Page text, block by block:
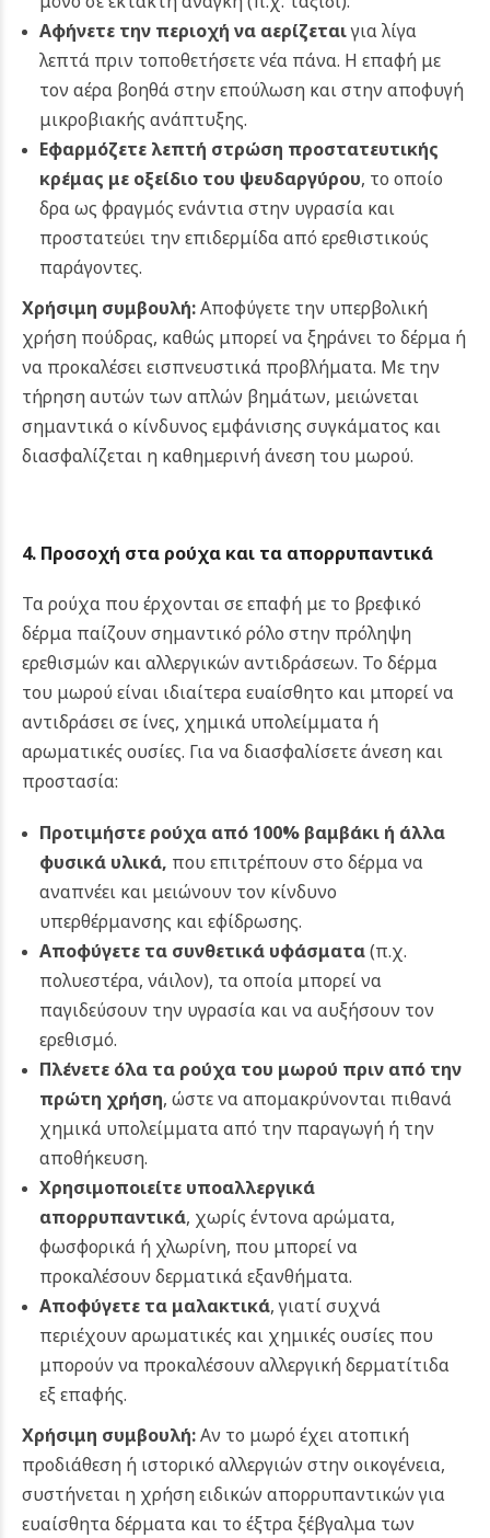
Αφήνετε την περιοχή να αερίζεταιγια λίγα
λεπτά πριν τοποθετήσετε νέα πάνα. Η επαφή με
τον αέρα βοηθά στην επούλωση και στην αποφυγή
μικροβιακής ανάπτυξης.
Εφαρμόζετε λεπτή στρώση προστατευτικής
κρέμας με οξείδιο του ψευδαργύρου, το οποίο
δρα ως φραγμός ενάντια στην υγρασία και
προστατεύει την επιδερμίδα από ερεθιστικούς
παράγοντες.
Χρήσιμη συμβουλή:Αποφύγετε την υπερβολική
χρήση πούδρας, καθώς μπορεί να ξηράνει το δέρμα ή
να προκαλέσει εισπνευστικά προβλήματα. Με την
τήρηση αυτών των απλών βημάτων, μειώνεται
σημαντικά ο κίνδυνος εμφάνισης συγκάματος και
διασφαλίζεται η καθημερινή άνεση του μωρού.
4. Προσοχή στα ρούχα και τα απορρυπαντικά
Τα ρούχα που έρχονται σε επαφή με το βρεφικό
δέρμα παίζουν σημαντικό ρόλο στην πρόληψη
ερεθισμών και αλλεργικών αντιδράσεων. Το δέρμα
του μωρού είναι ιδιαίτερα ευαίσθητο και μπορεί να
αντιδράσει σε ίνες, χημικά υπολείμματα ή
αρωματικές ουσίες. Για να διασφαλίσετε άνεση και
προστασία:
Προτιμήστε ρούχα από 100% βαμβάκι ή άλλα
φυσικά υλικά, που επιτρέπουν στο δέρμα να
αναπνέει και μειώνουν τον κίνδυνο
υπερθέρμανσης και εφίδρωσης.
Αποφύγετε τα συνθετικά υφάσματα(π.χ.
πολυεστέρα, νάιλον), τα οποία μπορεί να
παγιδεύσουν την υγρασία και να αυξήσουν τον
ερεθισμό.
Πλένετε όλα τα ρούχα του μωρού πριν από την
πρώτη χρήση, ώστε να απομακρύνονται πιθανά
χημικά υπολείμματα από την παραγωγή ή την
αποθήκευση.
Χρησιμοποιείτε υποαλλεργικά
απορρυπαντικά, χωρίς έντονα αρώματα,
φωσφορικά ή χλωρίνη, που μπορεί να
προκαλέσουν δερματικά εξανθήματα.
Αποφύγετε τα μαλακτικά, γιατί συχνά
περιέχουν αρωματικές και χημικές ουσίες που
μπορούν να προκαλέσουν αλλεργική δερματίτιδα
εξ επαφής.
Χρήσιμη συμβουλή:Αν το μωρό έχει ατοπική
προδιάθεση ή ιστορικό αλλεργιών στην οικογένεια,
συστήνεται η χρήση ειδικών απορρυπαντικών για
ευαίσθητα δέρματα και το έξτρα ξέβγαλμα των